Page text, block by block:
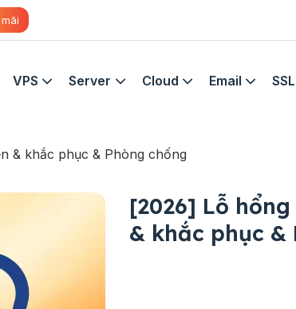
VPS Server Cloud Email SSL
& khắc phục & Phòng chống
[2026] Lỗ
& khắc phục &